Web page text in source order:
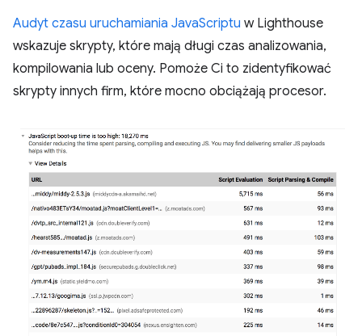
Audyt czasu uruchamiania JavaScriptu w Lighthouse
wskazuje skrypty, które mają długi czas analizowania,
kompilowania lub oceny. Pomoże Ci to zidentyfikować
skrypty innych firm, które mocno obciążają procesor.